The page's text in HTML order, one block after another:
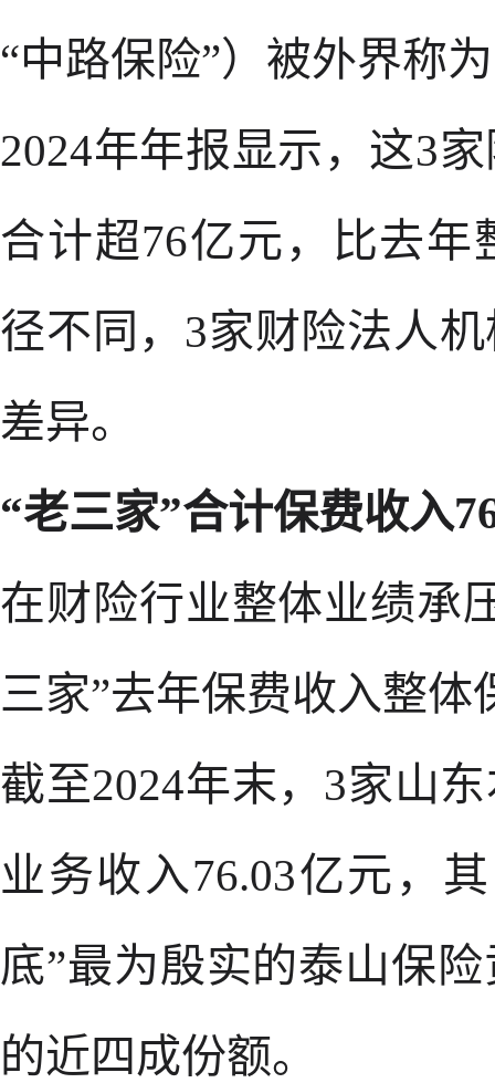
“中路保险”）被外界称
2024年年报显示，这3
合计超76亿元，比去
径不同，3家财险法人
差异。
“老三家”合计保费收入
在财险行业整体业绩承
三家”去年保费收入整体
截至2024年末，3家山
业务收入76.03亿元，
底”最为殷实的泰山保
的近四成份额。